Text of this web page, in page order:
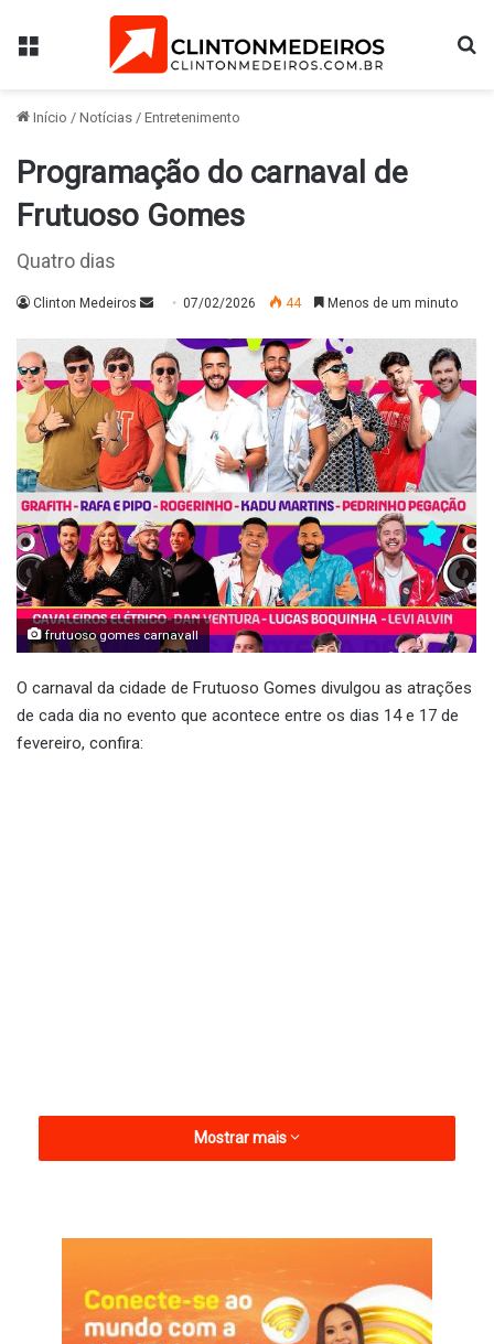
Menu
Início / Notícias / Entretenimento
Programação do carnaval de
Frutuoso Gomes
Quatro dias
Clinton Medeiros
Mande
e-
mail
07/02/2026 44 Menos de um minuto
frutuoso gomes carnavall
O carnaval da cidade de Frutuoso Gomes divulgou as atrações
de cada dia no evento que acontece entre os dias 14 e 17 de
fevereiro, confira:
Domingo 15 – Garfith, Hiago Medeiros, Lucas Boquinha e Farra
Mostrar mais